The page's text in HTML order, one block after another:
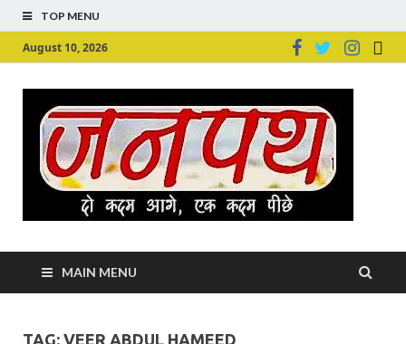
TOP MENU
August 10, 2026
MAIN MENU
TAG: VEER ABDUL HAMEED